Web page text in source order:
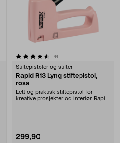
11
Stiftepistoler og stifter
Rapid R13 Lyng stiftepistol,
rosa
Lett og praktisk stiftepistol for
kreative prosjekter og interiør. Rapid
299,90